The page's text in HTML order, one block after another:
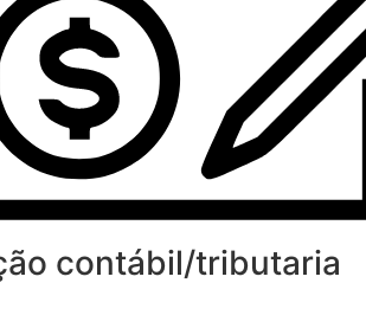
contábil/tributaria